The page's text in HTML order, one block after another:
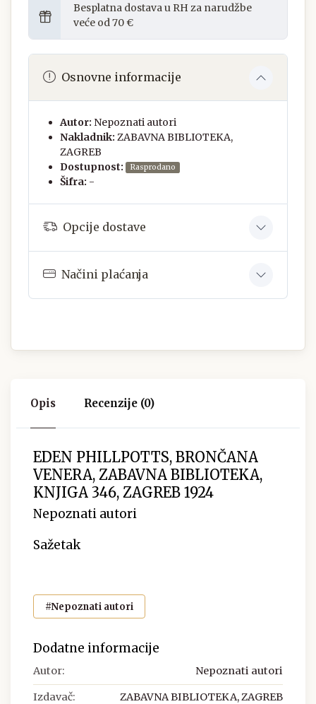
Besplatna dostava u RH za narudžbe
veće od 70 €
Osnovne informacije
Autor: Nepoznati autori
Nakladnik: ZABAVNA BIBLIOTEKA,
ZAGREB
Dostupnost:
Rasprodano
Šifra: -
Opcije dostave
Načini plaćanja
Opis Recenzije (0)
EDEN PHILLPOTTS, BRONČANA
VENERA, ZABAVNA BIBLIOTEKA,
KNJIGA 346, ZAGREB 1924
Nepoznati autori
Sažetak
#Nepoznati autori
Dodatne informacije
Autor: Nepoznati autori
Izdavač: ZABAVNA BIBLIOTEKA, ZAGREB